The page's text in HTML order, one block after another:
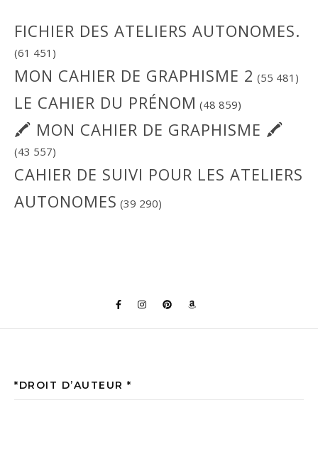
FICHIER DES ATELIERS AUTONOMES.
(61 451)
MON CAHIER DE GRAPHISME 2 (55 481)
LE CAHIER DU PRÉNOM (48 859)
🖍 MON CAHIER DE GRAPHISME 🖍
(43 557)
CAHIER DE SUIVI POUR LES ATELIERS
AUTONOMES (39 290)
*DROIT D’AUTEUR *